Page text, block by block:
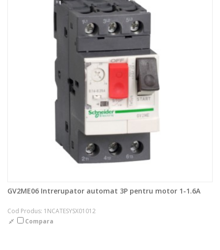
GV2ME06 Intrerupator automat 3P pentru motor 1-1.6A
Cod Produs: 1NCATESYSX01012
Compara